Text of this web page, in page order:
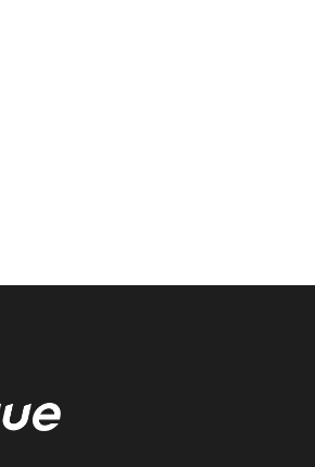
voiture
votre voiture autour de